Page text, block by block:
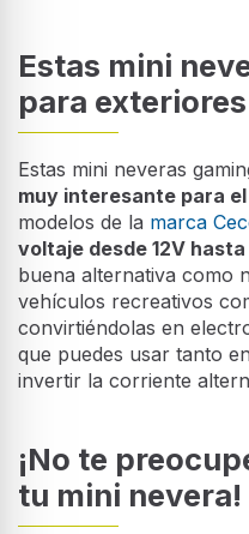
Estas mini
para exteriores
Estas mini neveras
muy interesante para
modelos de la marca
voltaje desde 12V
buena alternativa como
vehículos recreativos
convirtiéndolas en
que puedes usar tanto
invertir la corriente
¡No te
tu mini nevera!